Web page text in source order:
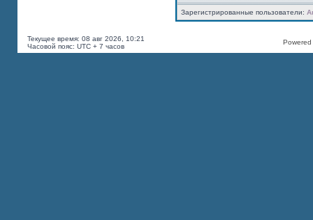
Зарегистрированные пользователи:
Текущее время: 08 авг 2026, 10:21
Часовой пояс: UTC + 7 часов